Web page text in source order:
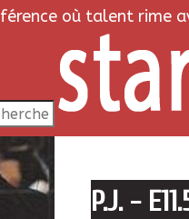
où talent rime
P.J. -